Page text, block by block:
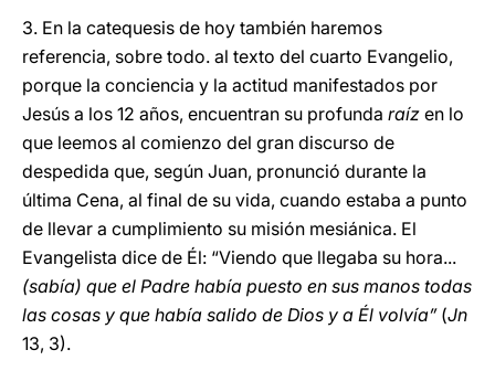
3. En la catequesis de hoy también haremos
referencia, sobre todo. al texto del cuarto Evangelio,
porque la conciencia y la actitud manifestados por
Jesús a los 12 años, encuentran su profunda raíz en lo
que leemos al comienzo del gran discurso de
despedida que, según Juan, pronunció durante la
última Cena, al final de su vida, cuando estaba a punto
de llevar a cumplimiento su misión mesiánica. El
Evangelista dice de Él: “Viendo que llegaba su hora...
(sabía) que el Padre había puesto en sus manos todas
las cosas y que había salido de Dios y a Él volvía”(Jn
13, 3).